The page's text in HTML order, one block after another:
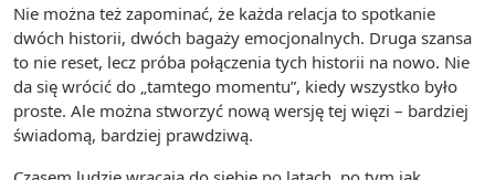
Nie można też zapominać, że każda relacja to spotkanie
dwóch historii, dwóch bagaży emocjonalnych. Druga szansa
to nie reset, lecz próba połączenia tych historii na nowo. Nie
da się wrócić do „tamtego momentu”, kiedy wszystko było
proste. Ale można stworzyć nową wersję tej więzi – bardziej
świadomą, bardziej prawdziwą.